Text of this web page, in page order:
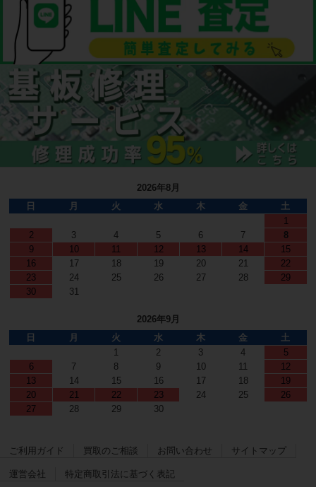
2026年8月
日
月 火 水 木 金
土
1
2
3 4 5 6 7
8
9
10 11 12 13 14
15
16
17 18 19 20 21
22
23
24 25 26 27 28
29
30
31
2026年9月
日
月 火 水 木 金
土
1
2 3 4
5
6
7 8 9 10 11
12
13
14 15 16 17 18
19
20
21 22 23 24 25
26
27
28 29 30
ご利用ガイド 買取のご相談 お問い合わせ サイトマップ
運営会社 特定商取引法に基づく表記